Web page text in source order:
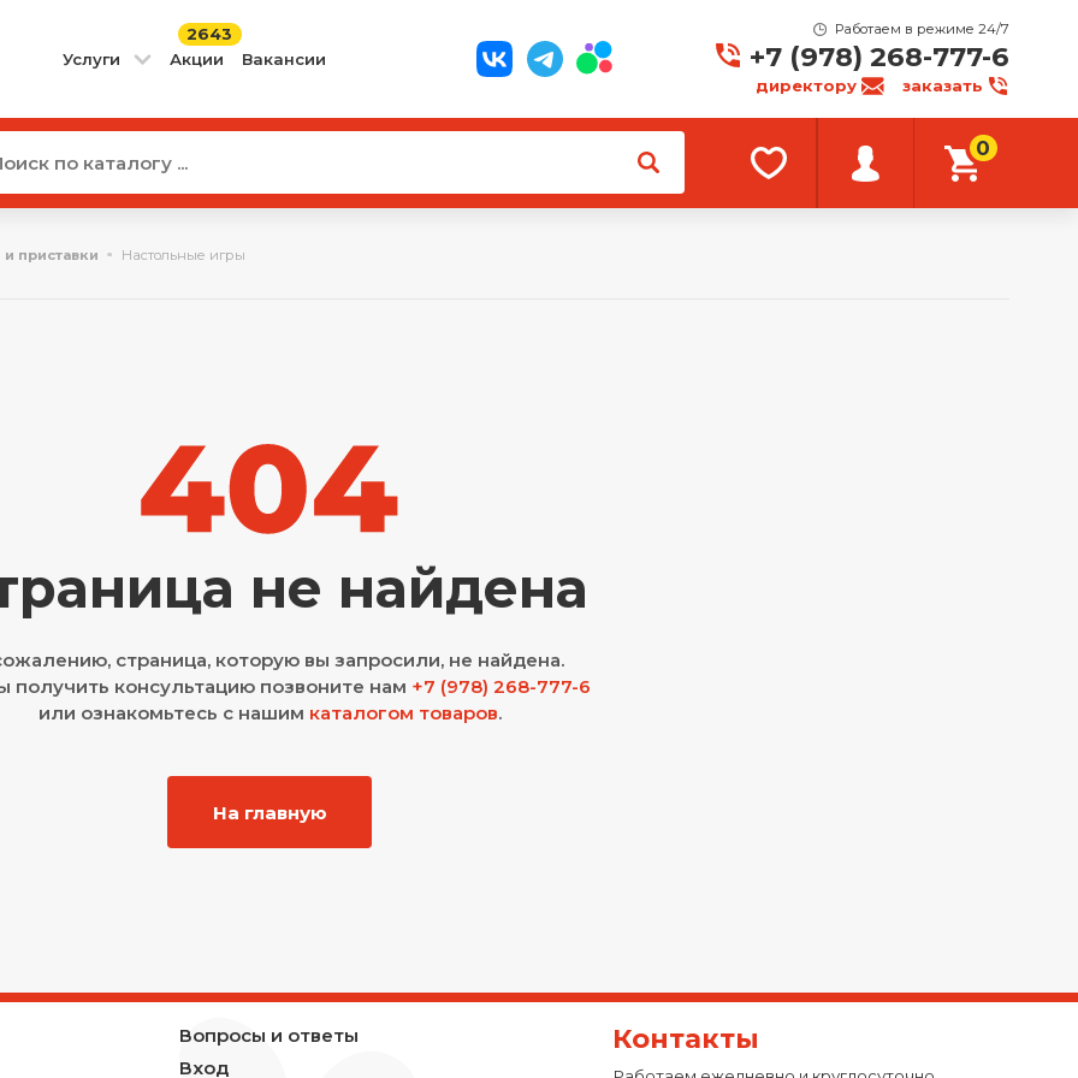
Услуги Акции
2643
Вакансии
Работаем в режиме 24/7
+7 (978) 268-777-6
директору заказать
0
приставки Настольные игры
не найдена
страница, которую вы запросили, не найдена.
получить консультацию позвоните нам +7 (978) 268-777-6
или ознакомьтесь с нашим каталогом товаров.
На главную
Вопросы и ответы
Вход
Контакты